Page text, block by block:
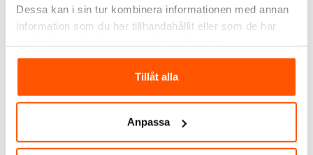
Dessa kan i sin tur kombinera informationen med annan
information som du har tillhandahållit eller som de har
Tillåt alla
Anpassa
Namron LED-Strip
Arbetslampa 25m
Namron
1 799,00 kr